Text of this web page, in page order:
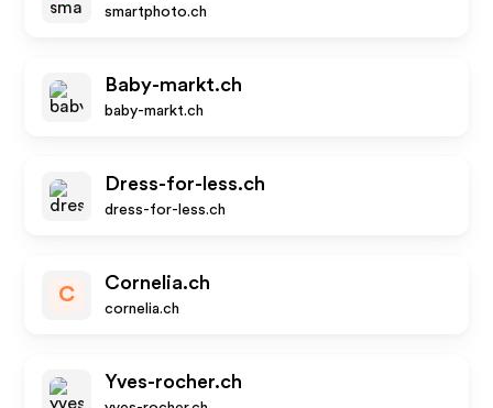
smartphoto.ch
Baby-markt.ch
baby-markt.ch
Dress-for-less.ch
dress-for-less.ch
C
Cornelia.ch
cornelia.ch
Yves-rocher.ch